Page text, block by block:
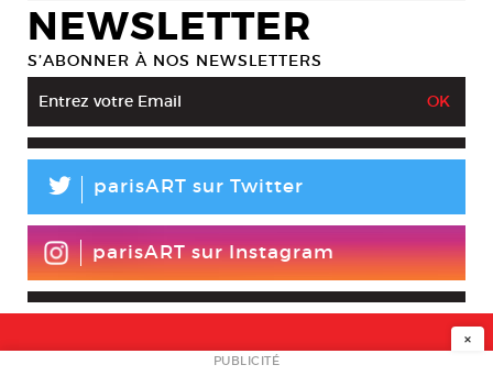
NEWSLETTER
S’ABONNER À NOS NEWSLETTERS
L parisART sur Twitter
parisART sur Instagram
NEWSLETTER
×
PUBLICITÉ